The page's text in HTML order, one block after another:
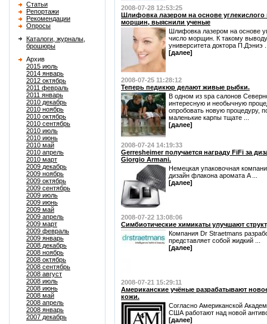
Статьи
Репортажи
Рекомендации
Опросы
Каталоги, журналы,
брошюры
Архив
2015 июль
2014 январь
2012 октябрь
2011 февраль
2011 январь
2010 декабрь
2010 ноябрь
2010 октябрь
2010 сентябрь
2010 июль
2010 июнь
2010 май
2010 апрель
2010 март
2009 декабрь
2009 ноябрь
2009 октябрь
2009 сентябрь
2009 июль
2009 июнь
2009 май
2009 апрель
2009 март
2009 февраль
2009 январь
2008 декабрь
2008 ноябрь
2008 октябрь
2008 сентябрь
2008 август
2008 июль
2008 июнь
2008 май
2008 апрель
2008 январь
2007 декабрь
2008-07-28 12:53:25
Шлифовка лазером на основе углекислого
морщин, выяснили ученые
Шлифовка лазером на основе
число морщин. К такому
университета доктора П.Дэниэ
[далее]
2008-07-25 11:28:12
Теперь педикюр делают живые рыбки.
В одном из spa салонов
интересную и необычную
опробовать новую процедуру,
маленькие карпы тщате ...
[далее]
2008-07-24 14:19:33
Gerresheimer получается награду FiFi за
Giorgio Armani.
Немецкая упаковочная
дизайн флакона аромата A ...
[далее]
2008-07-22 13:08:06
Симбиотические химикаты улучшают
Компания Dr Straetmans
представляет собой жидкий ...
[далее]
2008-07-21 15:29:11
Американские учёные разрабатывают
кожи.
Согласно Американской
США работают над новой
[далее]